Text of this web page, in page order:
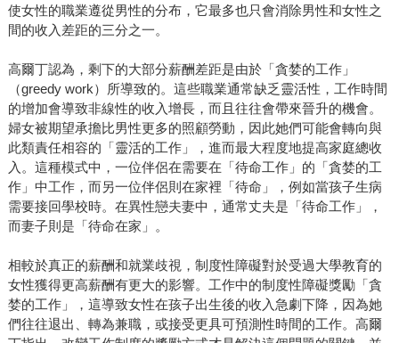
使女性的職業遵從男性的分布，它最多也只會消除男性和女性之
間的收入差距的三分之一。
高爾丁認為，剩下的大部分薪酬差距是由於「貪婪的工作」
（greedy work）所導致的。這些職業通常缺乏靈活性，工作時間
的增加會導致非線性的收入增長，而且往往會帶來晉升的機會。
婦女被期望承擔比男性更多的照顧勞動，因此她們可能會轉向與
此類責任相容的「靈活的工作」，進而最大程度地提高家庭總收
入。這種模式中，一位伴侶在需要在「待命工作」的「貪婪的工
作」中工作，而另一位伴侶則在家裡「待命」，例如當孩子生病
需要接回學校時。在異性戀夫妻中，通常丈夫是「待命工作」，
而妻子則是「待命在家」。
相較於真正的薪酬和就業歧視，制度性障礙對於受過大學教育的
女性獲得更高薪酬有更大的影響。工作中的制度性障礙獎勵「貪
婪的工作」，這導致女性在孩子出生後的收入急劇下降，因為她
們往往退出、轉為兼職，或接受更具可預測性時間的工作。高爾